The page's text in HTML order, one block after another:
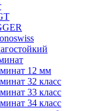
12 мм
32 класс
33 класс
34 класс